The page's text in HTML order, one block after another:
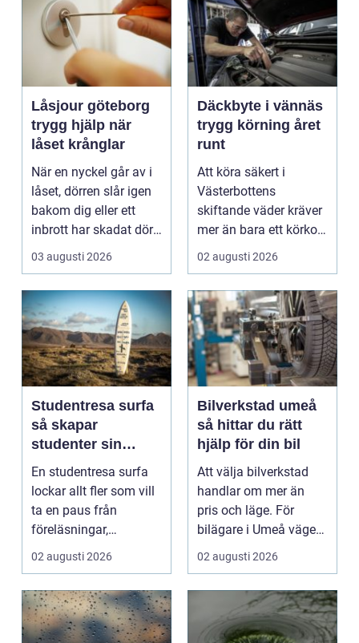
Låsjour göteborg
trygg hjälp när
låset krånglar
När en nyckel går av i
låset, dörren slår igen
bakom dig eller ett
inbrott har skadat dörr
och karm,...
03 augusti 2026
Däckbyte i vännäs
trygg körning året
runt
Att köra säkert i
Västerbottens
skiftande väder kräver
mer än bara ett körkort
och en pålitlig bil. ...
02 augusti 2026
Studentresa surfa
så skapar
studenter sin
ultimata paus från
plugget
En studentresa surfa
lockar allt fler som vill
ta en paus från
föreläsningar,
tentaplugg och sena
02 augusti 2026
Bilverkstad umeå
så hittar du rätt
hjälp för din bil
Att välja bilverkstad
handlar om mer än
pris och läge. För
bilägare i Umeå väger
trygghet, tillgängl...
02 augusti 2026